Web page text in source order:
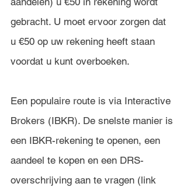
gebracht. U moet ervoor zorgen dat
u €50 op uw rekening heeft staan
voordat u kunt overboeken.
Een populaire route is via Interactive
Brokers (IBKR). De snelste manier is
een IBKR-rekening te openen, een
aandeel te kopen en een DRS-
overschrijving aan te vragen (link